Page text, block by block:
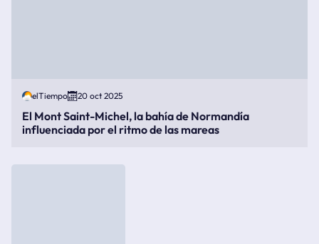
elTiempo 20 oct 2025
El Mont Saint-Michel, la bahía de Normandía
influenciada por el ritmo de las mareas